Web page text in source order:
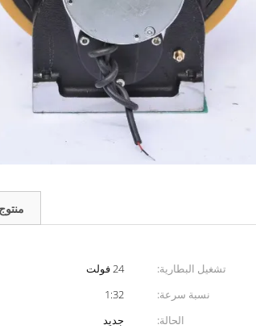
تشغيل البطارية:
24 فولت
نسبة سرعة:
1:32
الحالة:
جديد